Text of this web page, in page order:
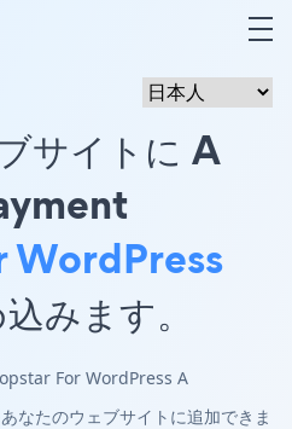
サイトに A
WordPress
みます。
For WordPress A
たのウェブサイトに追加できま